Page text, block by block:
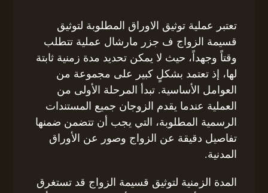
تعتبر عملية توثيق الاوراق المطلوبة لتوثيق
قسيمة الزواج ف جزر مارشال عملية تتطلب
وقتاً وجهداً، حيث لا يمكن تحديد مدة زمنية ثابتة
لها، إذ تعتمد بشكلٍ كبير على مجموعة من
العوامل الأساسية. تبدأ المرحلة الأولى من
العملية عندما يقدم الزوجان جميع المستندات
الرسمية المطلوبة، التي يجب أن تتضمن ضمنها
تفاصيل دقيقة عن الزواج وصور عن الأوراق
المدنية.
المدة الزمنية لتوثيق قسيمة الزواج قد تستغرق